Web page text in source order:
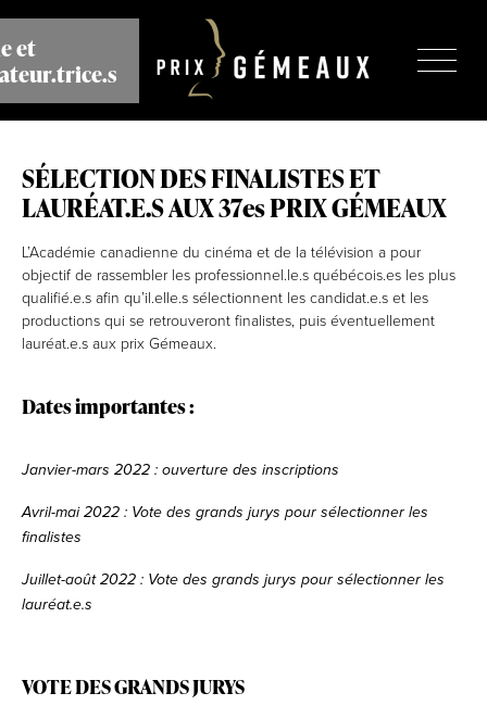
contenu
principal
et
SÉLECTION DES FINALISTES ET
LAURÉAT.E.S AUX 37es PRIX GÉMEAUX
L’Académie canadienne du cinéma et de la télévision a pour
objectif de rassembler les professionnel.le.s québécois.es les plus
qualifié.e.s afin qu’il.elle.s sélectionnent les candidat.e.s et les
productions qui se retrouveront finalistes, puis éventuellement
lauréat.e.s aux prix Gémeaux.
Dates importantes :
Janvier-mars 2022 : ouverture des inscriptions
Avril-mai 2022 : Vote des grands jurys pour sélectionner les
finalistes
Juillet-août 2022 : Vote des grands jurys pour sélectionner les
lauréat.e.s
VOTE DES GRANDS JURYS